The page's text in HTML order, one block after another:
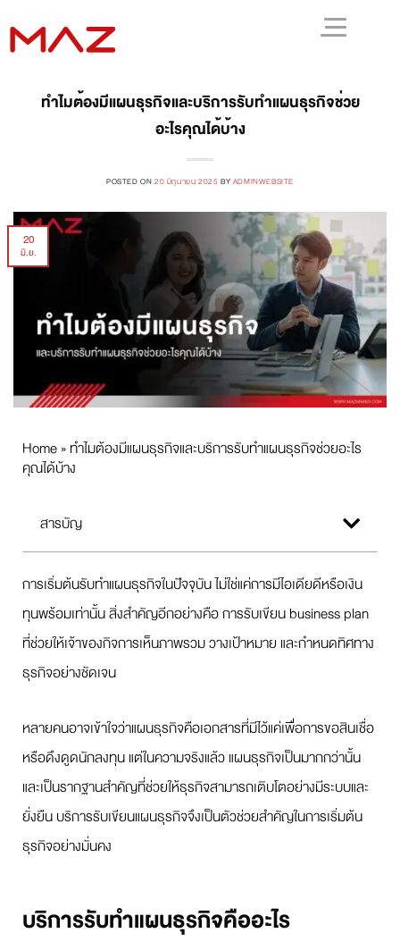
ทำไมต้องมีแผนธุรกิจและบริการรับทำแผนธุรกิจช่วย
อะไรคุณได้บ้าง
POSTED ON20 มิถุนายน 2025 BY ADMINWEBSITE
20
มิ.ย.
Home»ทำไมต้องมีแผนธุรกิจและบริการรับทำแผนธุรกิจช่วยอะไร
คุณได้บ้าง
สารบัญ
การเริ่มต้นรับทำแผนธุรกิจในปัจจุบัน ไม่ใช่แค่การมีไอเดียดีหรือเงิน
ทุนพร้อมเท่านั้น สิ่งสำคัญอีกอย่างคือ การรับเขียน business plan
ที่ช่วยให้เจ้าของกิจการเห็นภาพรวม วางเป้าหมาย และกำหนดทิศทาง
ธุรกิจอย่างชัดเจน
หลายคนอาจเข้าใจว่าแผนธุรกิจคือเอกสารที่มีไว้แค่เพื่อการขอสินเชื่อ
หรือดึงดูดนักลงทุน แต่ในความจริงแล้ว แผนธุรกิจเป็นมากกว่านั้น
และเป็นรากฐานสำคัญที่ช่วยให้ธุรกิจสามารถเติบโตอย่างมีระบบและ
ยั่งยืน บริการรับเขียนแผนธุรกิจจึงเป็นตัวช่วยสำคัญในการเริ่มต้น
ธุรกิจอย่างมั่นคง
บริการรับทำแผนธุรกิจคืออะไร